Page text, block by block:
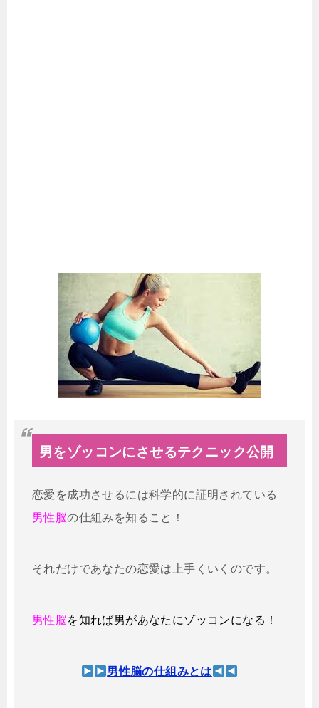
男をゾッコンにさせるテクニック公開
恋愛を成功させるには科学的に証明されている
男性脳の仕組みを知ること！
それだけであなたの恋愛は上手くいくのです。
男性脳を知れば男があなたにゾッコンになる！
男性脳の仕組みとは